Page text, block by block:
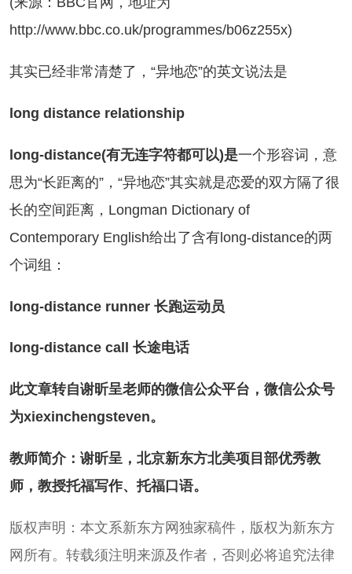
http://www.bbc.co.uk/programmes/b06z255x)
已经非常清楚了，“异地恋”的英文说法是
long distance relationship
long-distance(有无连字符都可以)是一个形容词，意
思为“长距离的”，“异地恋”其实就是恋爱的双方隔了很
长的空间距离，Longman Dictionary of
Contemporary English给出了含有long-distance的两
个词组：
long-distance runner 长跑运动员
distance call 长途电话
章转自谢昕呈老师的微信公众平台，微信公众号
为xiexinchengsteven。
简介：谢昕呈，北京新东方北美项目部优秀教
师，教授托福写作、托福口语。
声明：本文系新东方网独家稿件，版权为新东方
网所有。转载须注明来源及作者，否则必将追究法律